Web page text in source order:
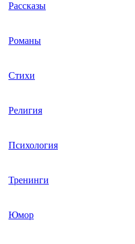
Рассказы
Романы
Стихи
Религия
Психология
Тренинги
Юмор